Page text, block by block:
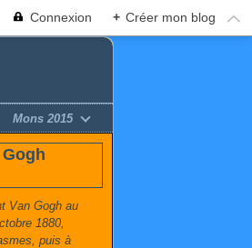
Connexion + Créer mon blog
Mons 2015
Van Gogh au
1880,
puis à